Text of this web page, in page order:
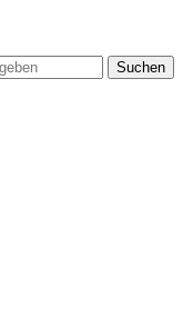
Suchen